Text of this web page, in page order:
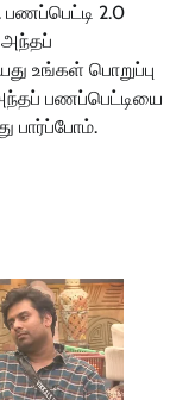
பணப்பெட்டி 2.0
அந்தப்
உங்கள் பொறுப்பு
அந்தப் பணப்பெட்டியை
பார்ப்போம்.